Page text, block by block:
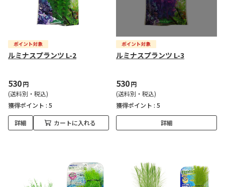
ルミナスプランツ L-2
530円
(送料別・税込)
獲得ポイント : 5
詳細 カートに入れる
ルミナスプランツ L-3
530円
(送料別・税込)
獲得ポイント : 5
詳細